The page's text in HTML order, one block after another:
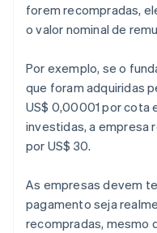
forem recompradas,
o valor nominal de
Por exemplo, se o
que foram adquiridas
US$ 0,00001 por cota
investidas, a empresa
por US$ 30.
As empresas devem
pagamento seja
recompradas, mesmo